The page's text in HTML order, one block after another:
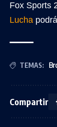
Fox Sports
Lucha
TEMAS:
Compartir